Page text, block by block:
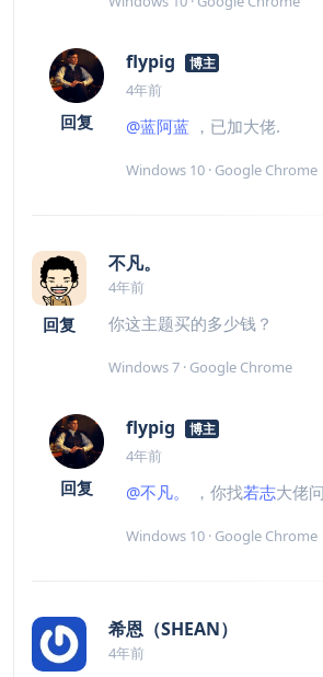
回复
flypig 博主
4年前
@蓝阿蓝 ，已加大佬.
Windows 10 · Google Chrome
回复
不凡。
4年前
你这主题买的多少钱？
Windows 7 · Google Chrome
回复
flypig 博主
4年前
@不凡。 ，你找若志大佬
Windows 10 · Google Chrome
希恩（SHEAN）
4年前